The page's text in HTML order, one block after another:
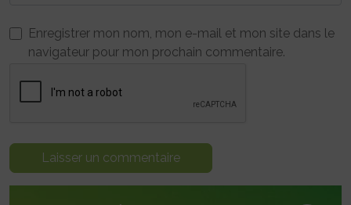
Enregistrer mon nom, mon e-mail et mon site dans le
navigateur pour mon prochain commentaire.